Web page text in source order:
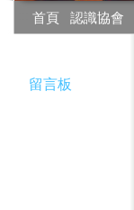
首頁 認識協會
留言板